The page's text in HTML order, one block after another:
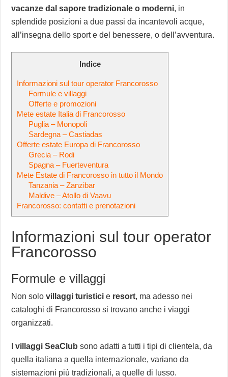
vacanze dal sapore tradizionale o moderni, in
splendide posizioni a due passi da incantevoli acque,
all’insegna dello sport e del benessere, o dell’avventura.
Indice
Informazioni sul tour operator Francorosso
Formule e villaggi
Offerte e promozioni
Mete estate Italia di Francorosso
Puglia – Monopoli
Sardegna – Castiadas
Offerte estate Europa di Francorosso
Grecia – Rodi
Spagna – Fuerteventura
Mete Estate di Francorosso in tutto il Mondo
Tanzania – Zanzibar
Maldive – Atollo di Vaavu
Francorosso: contatti e prenotazioni
Informazioni sul tour operator
Francorosso
Formule e villaggi
Non solovillaggi turistici e resort, ma adesso nei
cataloghi di Francorosso si trovano anche i viaggi
organizzati.
Ivillaggi SeaClub sono adatti a tutti i tipi di clientela, da
quella italiana a quella internazionale, variano da
sistemazioni più tradizionali, a quelle di lusso.